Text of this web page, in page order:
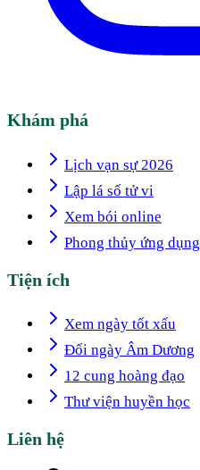
Khám phá
Lịch vạn sự 2026
Lập lá số tử vi
Xem bói online
Phong thủy ứng dụng
Tiện ích
Xem ngày tốt xấu
Đổi ngày Âm Dương
12 cung hoàng đạo
Thư viện huyền học
Liên hệ